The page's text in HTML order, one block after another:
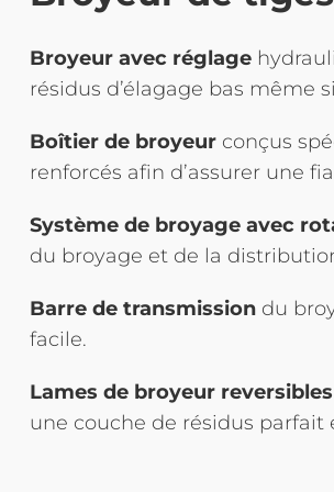
Broyeur avec réglage
résidus d’élagage bas même
Boîtier de broyeur conçus
renforcés afin d’assurer une
Système de broyage avec
du broyage et de la
Barre de transmission du
facile.
Lames de broyeur reversibles
une couche de résidus parfait